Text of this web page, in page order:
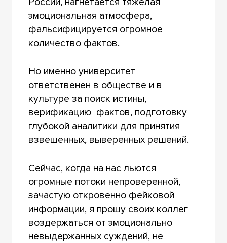
эмоциональная атмосфера,
фальсифицируется огромное
количество фактов.
Но именно университет
ответственен в обществе и в
культуре за поиск истины,
верификацию фактов, подготовку
глубокой аналитики для принятия
взвешенных, выверенных решений.
Сейчас, когда на нас льются
огромные потоки непроверенной,
зачастую откровенно фейковой
информации, я прошу своих коллег
воздержаться от эмоционально
невыдержанных суждений, не